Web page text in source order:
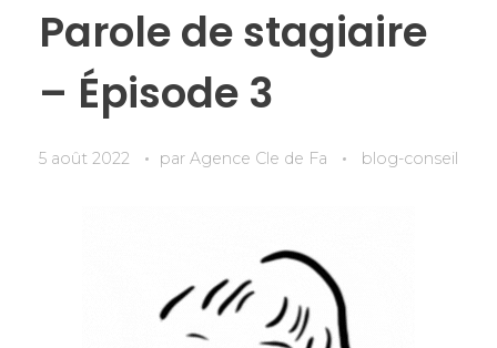
Parole de stagiaire
– Épisode 3
5 août 2022 par Agence Cle de Fa blog-conseil